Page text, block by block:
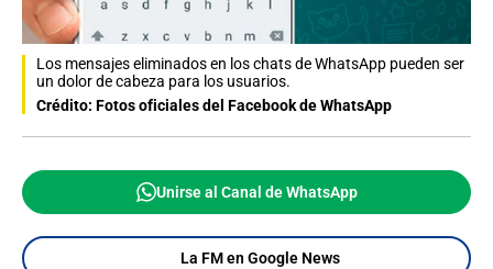
Los mensajes eliminados en los chats de WhatsApp pueden ser
un dolor de cabeza para los usuarios.
Crédito: Fotos oficiales del Facebook de WhatsApp
Unirse al Canal de WhatsApp
La FM en Google News